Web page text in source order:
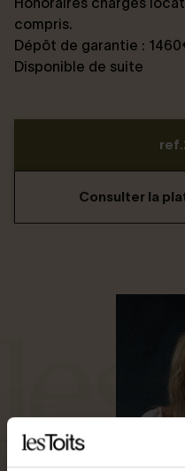
compris.
Dépôt de garantie :
Disponible de suite
Consulter la